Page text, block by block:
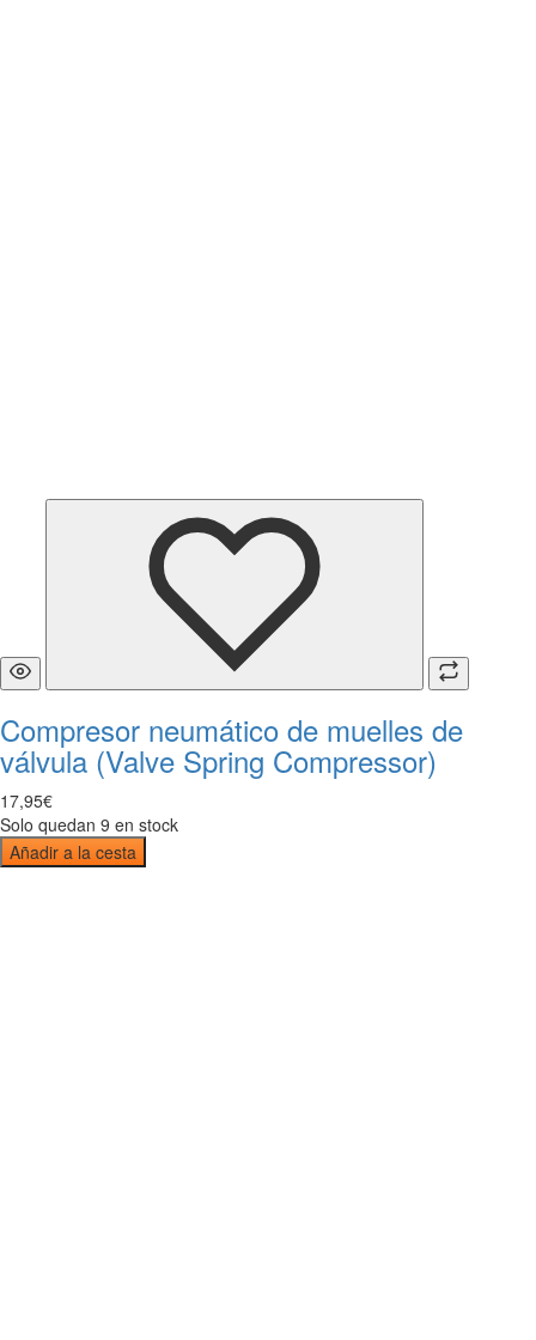
Compresor neumático de muelles de
válvula (Valve Spring Compressor)
17,95€
Solo quedan 9 en stock
Añadir a la cesta